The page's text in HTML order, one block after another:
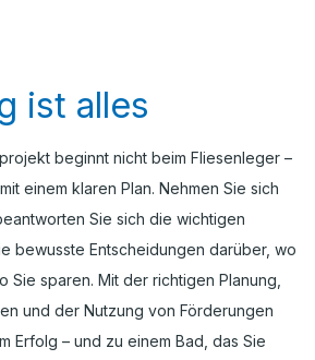
ist alles
beginnt nicht beim Fliesenleger –
einem klaren Plan. Nehmen Sie sich
Sie sich die wichtigen
bewusste Entscheidungen darüber, wo
Sie sparen. Mit der richtigen Planung,
und der Nutzung von Förderungen
Erfolg – und zu einem Bad, das Sie